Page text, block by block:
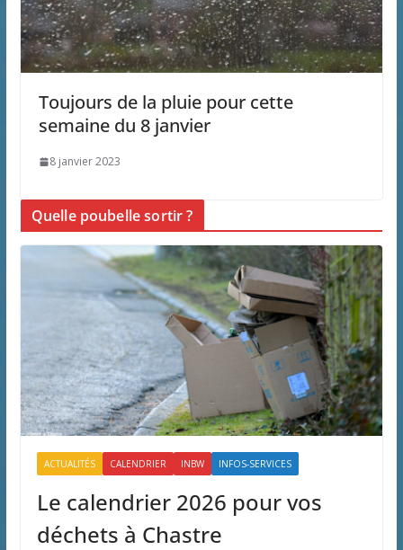
Toujours de la pluie pour cette
semaine du 8 janvier
8 janvier 2023
Quelle poubelle sortir ?
ACTUALITÉS CALENDRIER INBW INFOS-SERVICES
Le calendrier 2026 pour vos
déchets à Chastre